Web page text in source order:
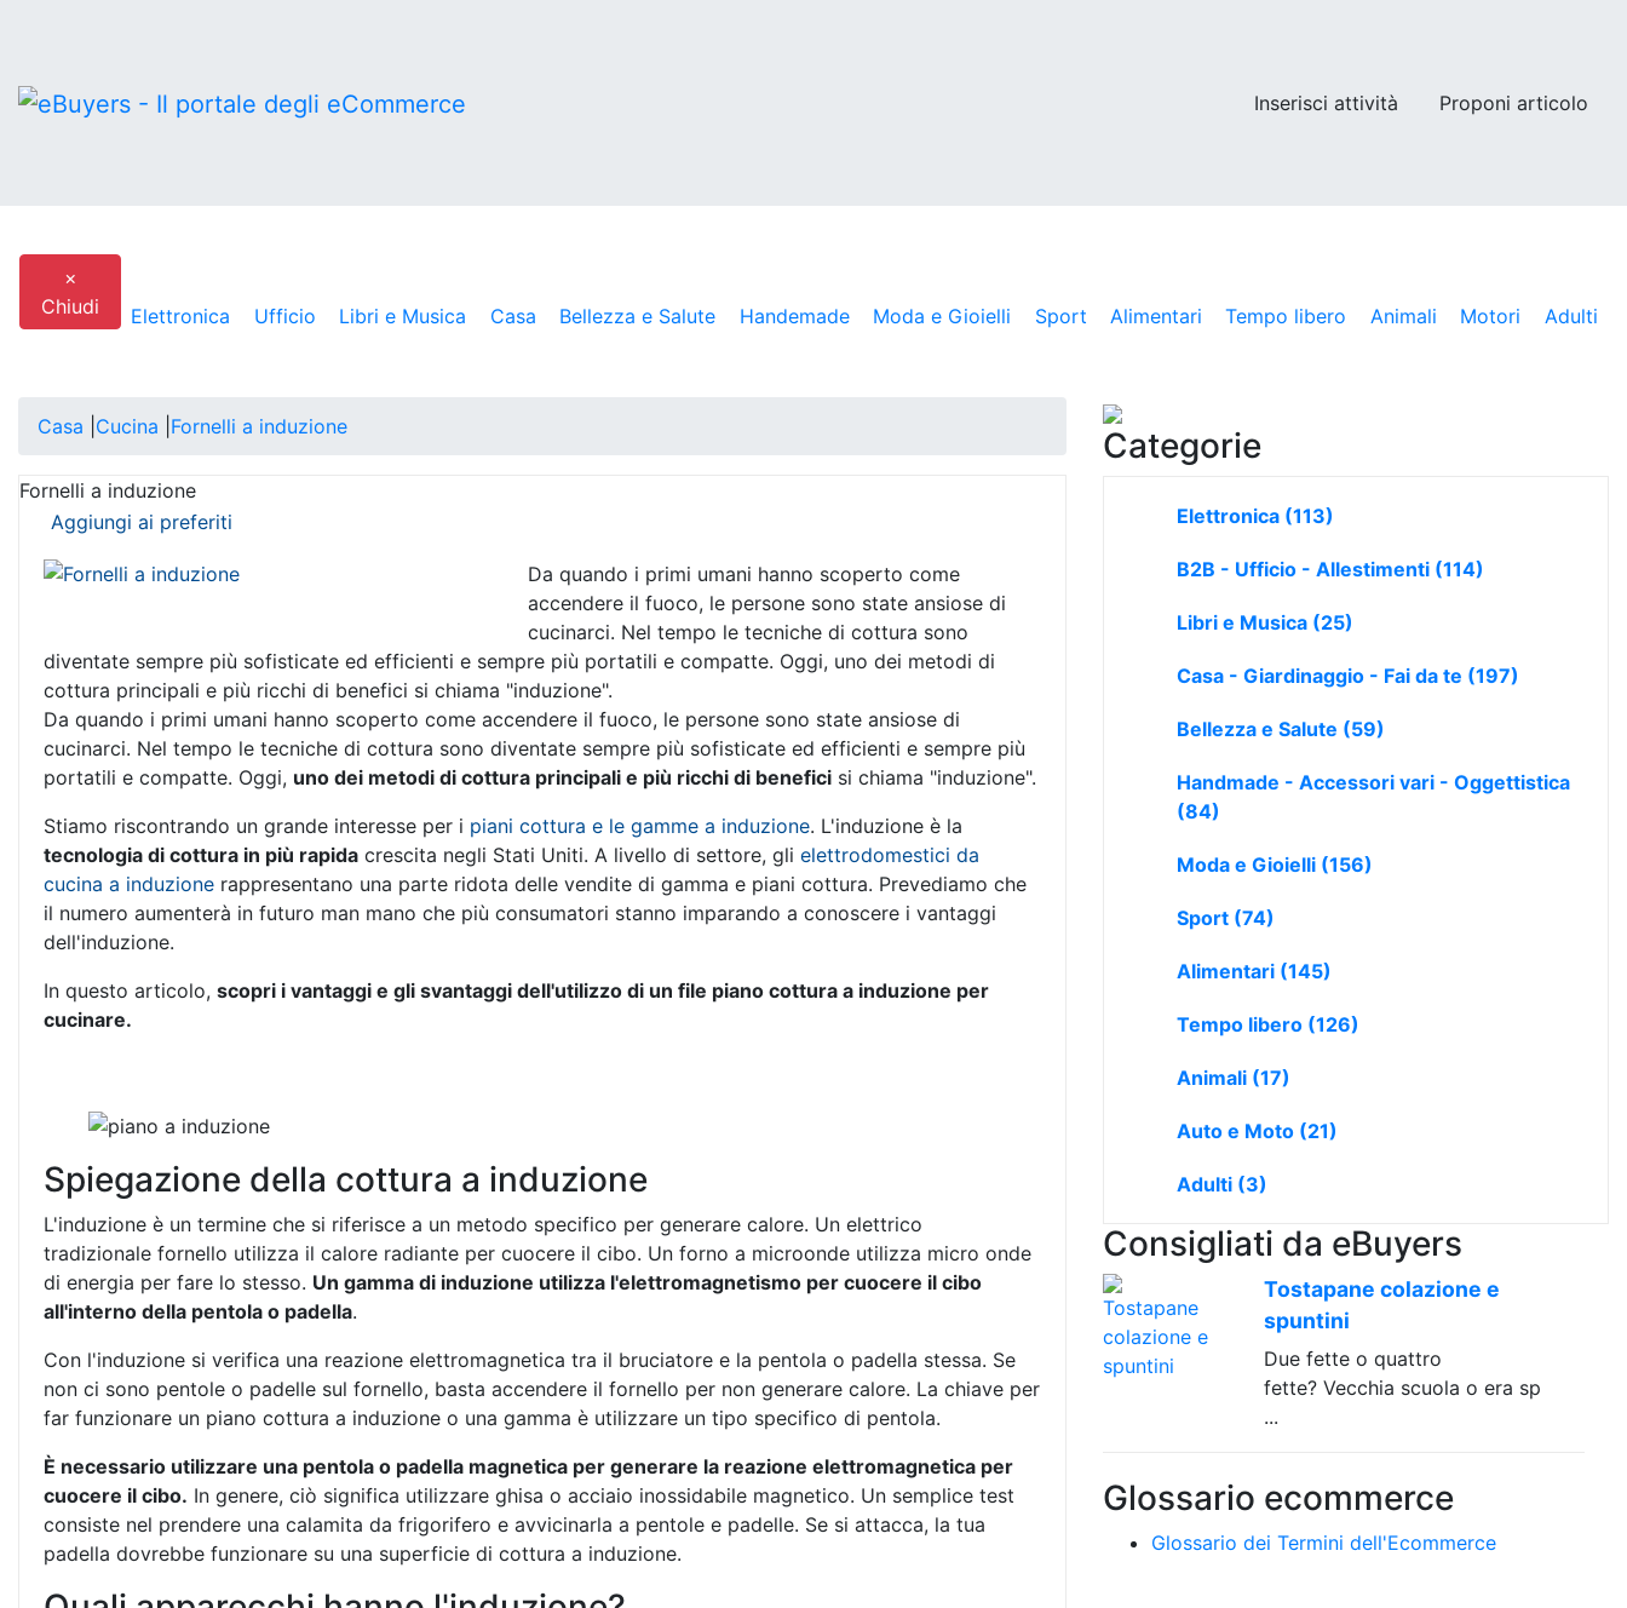
Inserisci attività Proponi articolo
×
Chiudi
Elettronica Ufficio Libri e Musica Casa Bellezza e Salute Handemade Moda e Gioielli Sport Alimentari Tempo libero Animali Motori Adulti
Casa Cucina Fornelli a induzione
Fornelli a induzione
Aggiungi ai preferiti
Da quando i primi umani hanno scoperto come
accendere il fuoco, le persone sono state ansiose di
cucinarci. Nel tempo le tecniche di cottura sono
diventate sempre più sofisticate ed efficienti e sempre più portatili e compatte. Oggi, uno dei metodi di
cottura principali e più ricchi di benefici si chiama "induzione".
Da quando i primi umani hanno scoperto come accendere il fuoco, le persone sono state ansiose di
cucinarci. Nel tempo le tecniche di cottura sono diventate sempre più sofisticate ed efficienti e sempre più
portatili e compatte. Oggi, uno dei metodi di cottura principali e più ricchi di benefici si chiama "induzione".
Stiamo riscontrando un grande interesse per i piani cottura e le gamme a induzione. L'induzione è la
tecnologia di cottura in più rapida crescita negli Stati Uniti. A livello di settore, gli elettrodomestici da
cucina a induzione rappresentano una parte ridota delle vendite di gamma e piani cottura. Prevediamo che
il numero aumenterà in futuro man mano che più consumatori stanno imparando a conoscere i vantaggi
dell'induzione.
In questo articolo, scopri i vantaggi e gli svantaggi dell'utilizzo di un file piano cottura a induzione per
cucinare.
Spiegazione della cottura a induzione
L'induzione è un termine che si riferisce a un metodo specifico per generare calore. Un elettrico
tradizionale fornello utilizza il calore radiante per cuocere il cibo. Un forno a microonde utilizza micro onde
di energia per fare lo stesso. Un gamma di induzione utilizza l'elettromagnetismo per cuocere il cibo
all'interno della pentola o padella.
Con l'induzione si verifica una reazione elettromagnetica tra il bruciatore e la pentola o padella stessa. Se
non ci sono pentole o padelle sul fornello, basta accendere il fornello per non generare calore. La chiave per
far funzionare un piano cottura a induzione o una gamma è utilizzare un tipo specifico di pentola.
È necessario utilizzare una pentola o padella magnetica per generare la reazione elettromagnetica per
cuocere il cibo. In genere, ciò significa utilizzare ghisa o acciaio inossidabile magnetico. Un semplice test
consiste nel prendere una calamita da frigorifero e avvicinarla a pentole e padelle. Se si attacca, la tua
padella dovrebbe funzionare su una superficie di cottura a induzione.
Categorie
Elettronica (113)
B2B - Ufficio - Allestimenti (114)
Libri e Musica (25)
Casa - Giardinaggio - Fai da te (197)
Bellezza e Salute (59)
Handmade - Accessori vari - Oggettistica
(84)
Moda e Gioielli (156)
Sport (74)
Alimentari (145)
Tempo libero (126)
Animali (17)
Auto e Moto (21)
Adulti (3)
Consigliati da eBuyers
Tostapane colazione e
spuntini
Due fette o quattro
fette? Vecchia scuola o era sp
...
Glossario ecommerce
Glossario dei Termini dell'Ecommerce